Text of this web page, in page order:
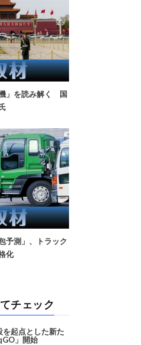
機」を読み解く 国
予測」、トラック
化
チェック
起点とした新た
」開始